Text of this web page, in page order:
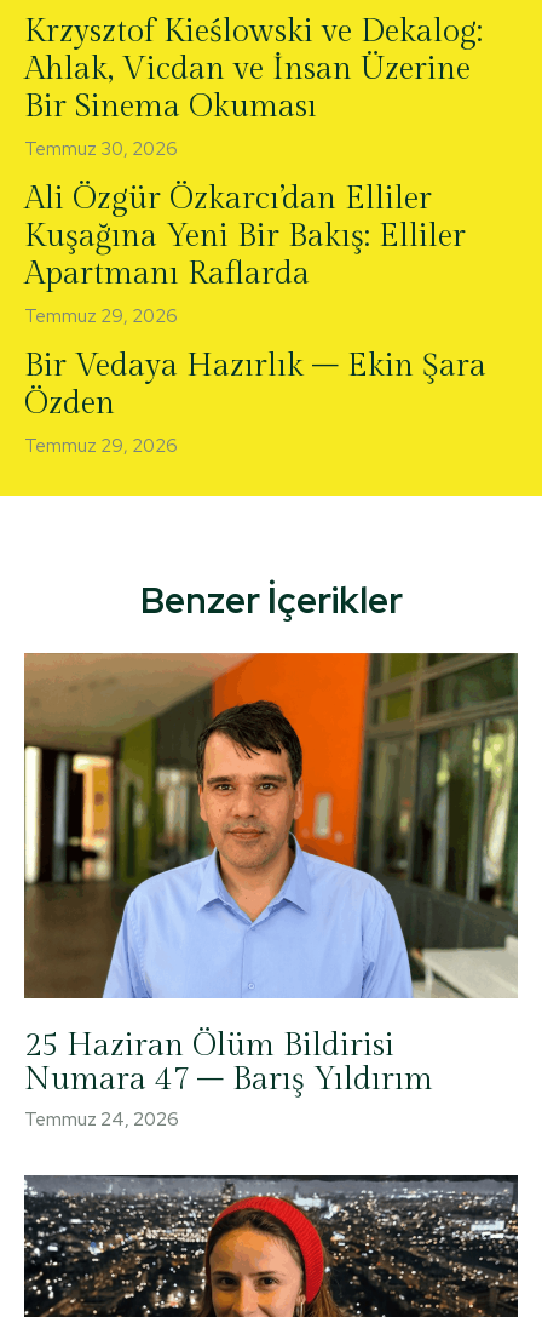
Krzysztof Kieślowski ve Dekalog:
Ahlak, Vicdan ve İnsan Üzerine
Bir Sinema Okuması
Temmuz 30, 2026
Ali Özgür Özkarcı’dan Elliler
Kuşağına Yeni Bir Bakış: Elliler
Apartmanı Raflarda
Temmuz 29, 2026
Bir Vedaya Hazırlık – Ekin Şara
Özden
Temmuz 29, 2026
Benzer İçerikler
25 Haziran Ölüm Bildirisi
Numara 47 – Barış Yıldırım
Temmuz 24, 2026